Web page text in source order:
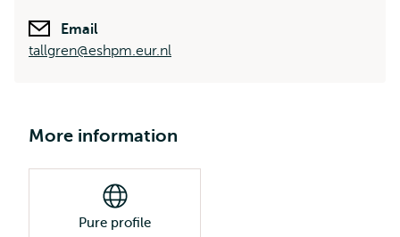
Email
tallgren@eshpm.eur.nl
More information
Pure profile